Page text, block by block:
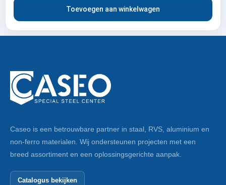
Toevoegen aan winkelwagen
Caseo is een betrouwbare partner in staal, RVS, aluminium en
non-ferro materialen. Wij ondersteunen projecten met een
breed assortiment en een oplossingsgerichte aanpak.
Catalogus bekijken